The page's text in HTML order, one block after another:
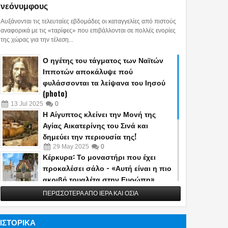
Χωρίς λόγια...!!!
Jan 2019 0
Χωρίς λόγια...!!!
06 Jan 2019 0
Χωρίς λόγια...!!!
νεόνυμφους
Αυξάνονται τις τελευταίες εβδομάδες οι καταγγελίες από πιστούς
αναφορικά με τις «ταρίφες» που επιβάλλονται σε πολλές ενορίες
της χώρας για την τέλεση...
Ο ηγέτης του τάγματος των Ναϊτών
Ιπποτών αποκάλυψε πού
φυλάσσονται τα λείψανα του Ιησού
(photo)
13 Jul 2025 0
Η Αίγυπτος κλείνει την Μονή της
Αγίας Αικατερίνης του Σινά και
δημεύει την περιουσία της!
29 May 2025 0
Κέρκυρα: Το μοναστήρι που έχει
προκαλέσει σάλο - «Αυτή είναι η πιο
ακριβή τουαλέτα στην Ευρώπη»
(photo)
13 May 2025 0
ΠΕΡΙΣΣΟΤΕΡΑ ΑΠΟ ΙΕΡΑ ΚΑΙ ΟΣΙΑ
ΙΣΤΟΡΙΚΑ